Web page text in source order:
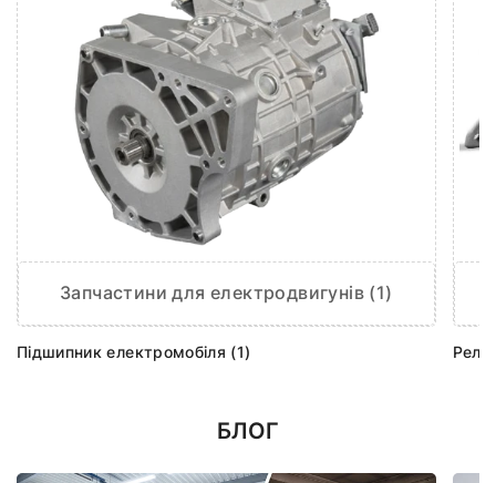
Запчастини для електродвигунів (1)
Підшипник електромобіля (1) Реле
БЛОГ